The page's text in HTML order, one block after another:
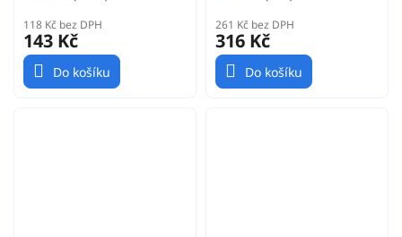
118 Kč bez DPH
143 Kč
Do košíku
261 Kč bez DPH
316 Kč
Do košíku